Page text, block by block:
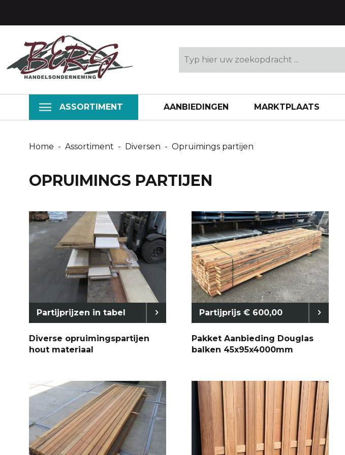
ASSORTIMENT AANBIEDINGEN MARKTPLAATS
Glaslatten
DIVERSEN
Bevestigingsmaterialen
Beits en olie
Overige
STAALCONSTRUCTIES
Nieuw
Gebruikt
Refurbished
Home - Assortiment - Diversen - Opruimings partijen
OPRUIMINGS PARTIJEN
Partijprijzen in tabel
Diverse opruimingspartijen
hout materiaal
Partijprijs € 600,00
Pakket Aanbieding Douglas
balken 45x95x4000mm